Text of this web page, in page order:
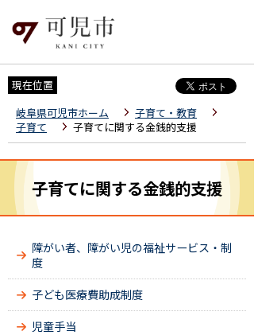
現在位置
岐阜県可児市ホーム
子育て・教育
子育て
子育てに関する金銭的支援
子育てに関する金銭的支援
障がい者、障がい児の福祉サービス・制
度
子ども医療費助成制度
児童手当